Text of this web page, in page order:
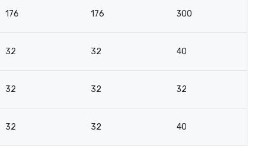
176 176 300
32 32 40
32 32 32
32 32 40